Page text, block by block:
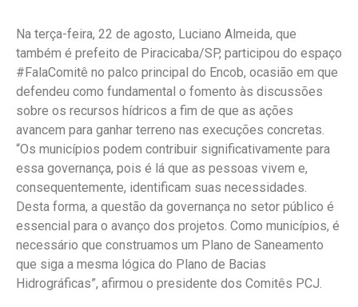
Na terça-feira, 22 de agosto, Luciano Almeida, que
também é prefeito de Piracicaba/SP, participou do espaço
#FalaComitê no palco principal do Encob, ocasião em que
defendeu como fundamental o fomento às discussões
sobre os recursos hídricos a fim de que as ações
avancem para ganhar terreno nas execuções concretas.
“Os municípios podem contribuir significativamente para
essa governança, pois é lá que as pessoas vivem e,
consequentemente, identificam suas necessidades.
Desta forma, a questão da governança no setor público é
essencial para o avanço dos projetos. Como municípios, é
necessário que construamos um Plano de Saneamento
que siga a mesma lógica do Plano de Bacias
Hidrográficas”, afirmou o presidente dos Comitês PCJ.